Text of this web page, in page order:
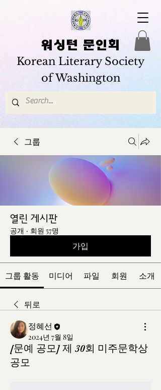
워싱턴 문인회
Korean Literary Society
of Washington
그룹
열린 게시판
공개 · 회원 57명
가입
그룹 활동 미디어 파일 회원 소개
뒤로
정혜선
2024년 7월 8일
[문예 공모] 제 30회 미주문학상
공모